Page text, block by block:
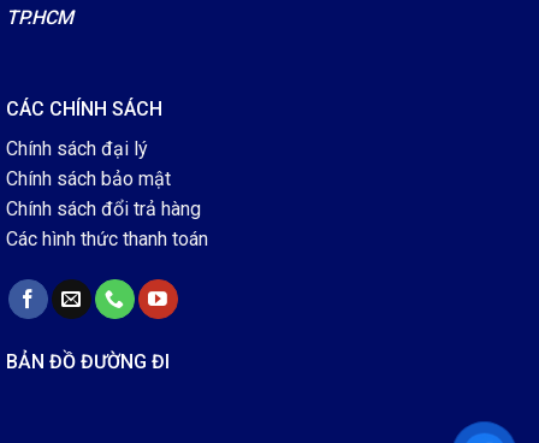
TP.HCM
CÁC CHÍNH SÁCH
Chính sách đại lý
Chính sách bảo mật
Chính sách đổi trả hàng
Các hình thức thanh toán
BẢN ĐỒ ĐƯỜNG ĐI